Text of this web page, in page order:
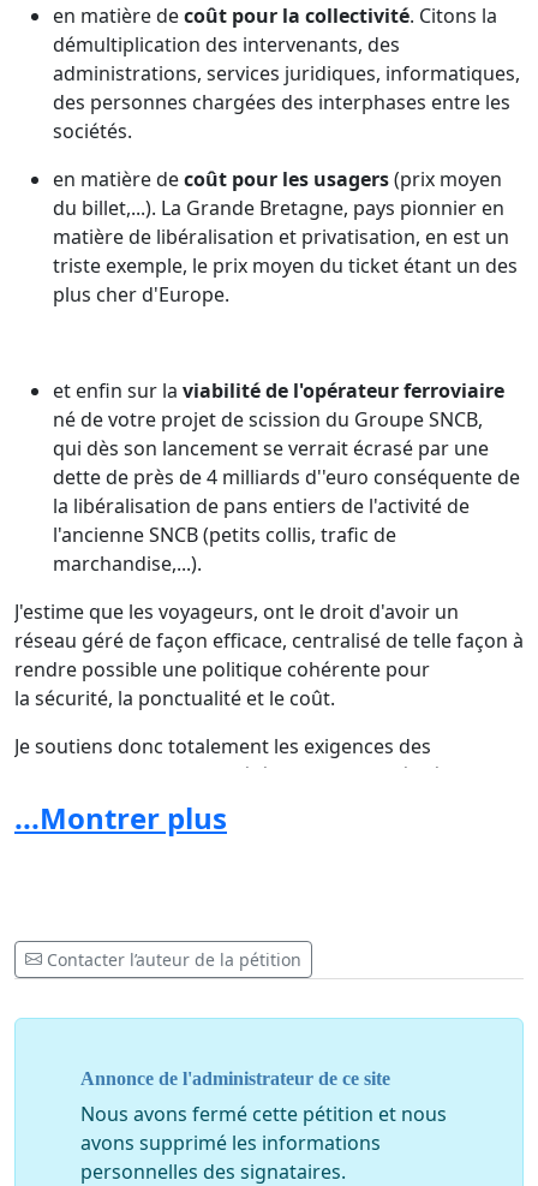
en matière decoût pour la collectivité. Citons la
démultiplication des intervenants, des
administrations, services juridiques, informatiques,
des personnes chargées des interphases entre les
sociétés.
en matière decoût pour les usagers(prix moyen
du billet,...). La Grande Bretagne, pays pionnier en
matière de libéralisation et privatisation, en est un
triste exemple, le prix moyen du ticket étant un des
plus cher d'Europe.
et enfin sur la viabilité de l'opérateur ferroviaire
né de votre projet de scission du Groupe SNCB,
qui dès son lancement se verrait écrasé par une
dette de près de 4 milliards d''euro conséquente de
la libéralisation de pans entiers de l'activité de
l'ancienne SNCB (petits collis, trafic de
marchandise,...).
J'estime que les voyageurs, ont le droit d'avoir un
réseau géré de façon efficace, centralisé de telle façon à
rendre possible une politique cohérente pour
la sécurité, la ponctualité et le coût.
Je soutiens donc totalement les exigences des
cheminots pour une société ferroviaire intégrée et
publique.
Je refuse un deuxième scénario Sabena.
...Montrer plus
Contacter l’auteur de la pétition
Annonce de l'administrateur de ce site
Nous avons fermé cette pétition et nous
avons supprimé les informations
personnelles des signataires.